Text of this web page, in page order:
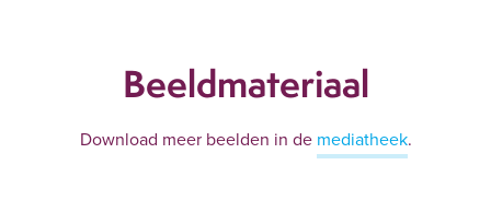
Beeldmateriaal
Download meer beelden in de mediatheek.